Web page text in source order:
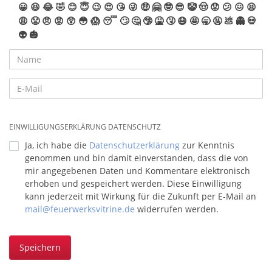
😀 😆 😂🤣 😊 😇 😉 😍 😘 😜 🤑 🤗 🤓 😎 🤡🤠 😟 😕 😖 😫
😩 😤 😠 😡 😲 😳 😱 😴 🙄 🤔 🤥 🤮 🤧 😷 🤩 🥱 🤬 💩 👻 💀
👽 🎃
EINWILLIGUNGSERKLÄRUNG DATENSCHUTZ
Ja, ich habe die Datenschutzerklärung zur Kenntnis
genommen und bin damit einverstanden, dass die von
mir angegebenen Daten und Kommentare elektronisch
erhoben und gespeichert werden. Diese Einwilligung
kann jederzeit mit Wirkung für die Zukunft per E-Mail an
mail@feuerwerksvitrine.de widerrufen werden.
Speichern